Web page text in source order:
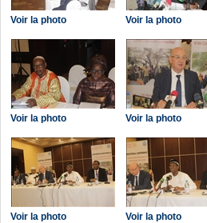
Voir la photo Voir la photo
Voir la photo Voir la photo
Voir la photo Voir la photo